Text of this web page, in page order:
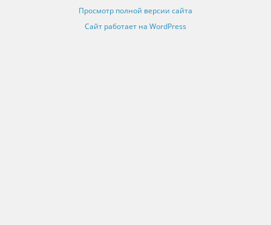
Просмотр полной версии сайта
Сайт работает на WordPress